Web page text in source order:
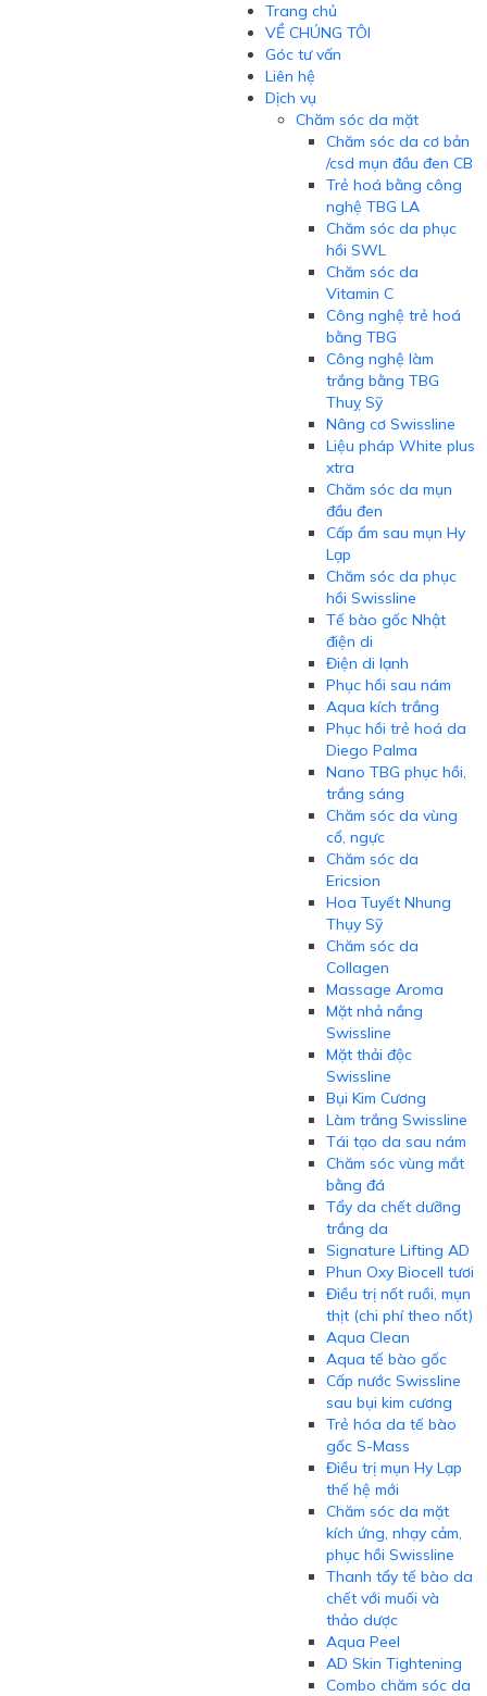
Trang chủ
VỀ CHÚNG TÔI
Góc tư vấn
Liên hệ
Dịch vụ
Chăm sóc da mặt
Chăm sóc da cơ bản
/csd mụn đầu đen CB
Trẻ hoá bằng công
nghệ TBG LA
Chăm sóc da phục
hồi SWL
Chăm sóc da
Vitamin C
Công nghệ trẻ hoá
bằng TBG
Công nghệ làm
trắng bằng TBG
Thuỵ Sỹ
Nâng cơ Swissline
Liệu pháp White plus
xtra
Chăm sóc da mụn
đầu đen
Cấp ẩm sau mụn Hy
Lạp
Chăm sóc da phục
hồi Swissline
Tế bào gốc Nhật
điện di
Điện di lạnh
Phục hồi sau nám
Aqua kích trắng
Phục hồi trẻ hoá da
Diego Palma
Nano TBG phục hồi,
trắng sáng
Chăm sóc da vùng
cổ, ngực
Chăm sóc da
Ericsion
Hoa Tuyết Nhung
Thụy Sỹ
Chăm sóc da
Collagen
Massage Aroma
Mặt nhả nắng
Swissline
Mặt thải độc
Swissline
Bụi Kim Cương
Làm trắng Swissline
Tái tạo da sau nám
Chăm sóc vùng mắt
bằng đá
Tẩy da chết dưỡng
trắng da
Signature Lifting AD
Phun Oxy Biocell tươi
Điều trị nốt ruồi, mụn
thịt (chi phí theo nốt)
Aqua Clean
Aqua tế bào gốc
Cấp nước Swissline
sau bụi kim cương
Trẻ hóa da tế bào
gốc S-Mass
Điều trị mụn Hy Lạp
thế hệ mới
Chăm sóc da mặt
kích ứng, nhạy cảm,
phục hồi Swissline
Thanh tẩy tế bào da
chết với muối và
thảo dược
Aqua Peel
AD Skin Tightening
Combo chăm sóc da